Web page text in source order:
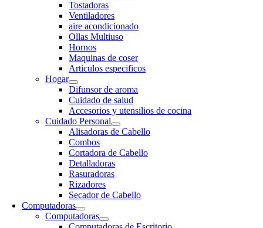
Tostadoras
Ventiladores
aire acondicionado
Ollas Multiuso
Hornos
Maquinas de coser
Articulos especificos
Hogar
Difunsor de aroma
Cuidado de salud
Accesorios y utensilios de cocina
Cuidado Personal
Alisadoras de Cabello
Combos
Cortadora de Cabello
Detalladoras
Rasuradoras
Rizadores
Secador de Cabello
Computadoras
Computadoras